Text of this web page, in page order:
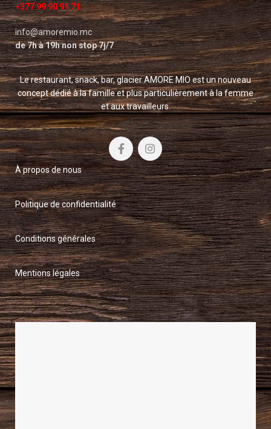
+377 99 90 91 71
info@amoremio.mc
de 7h à 19h non stop 7j/7
Le restaurant, snack, bar, glacier AMORE MIO est un nouveau
concept dédié à la famille et plus particulièrement à la femme
et aux travailleurs.
À propos de nous
Politique de confidentialité
Conditions générales
Mentions légales